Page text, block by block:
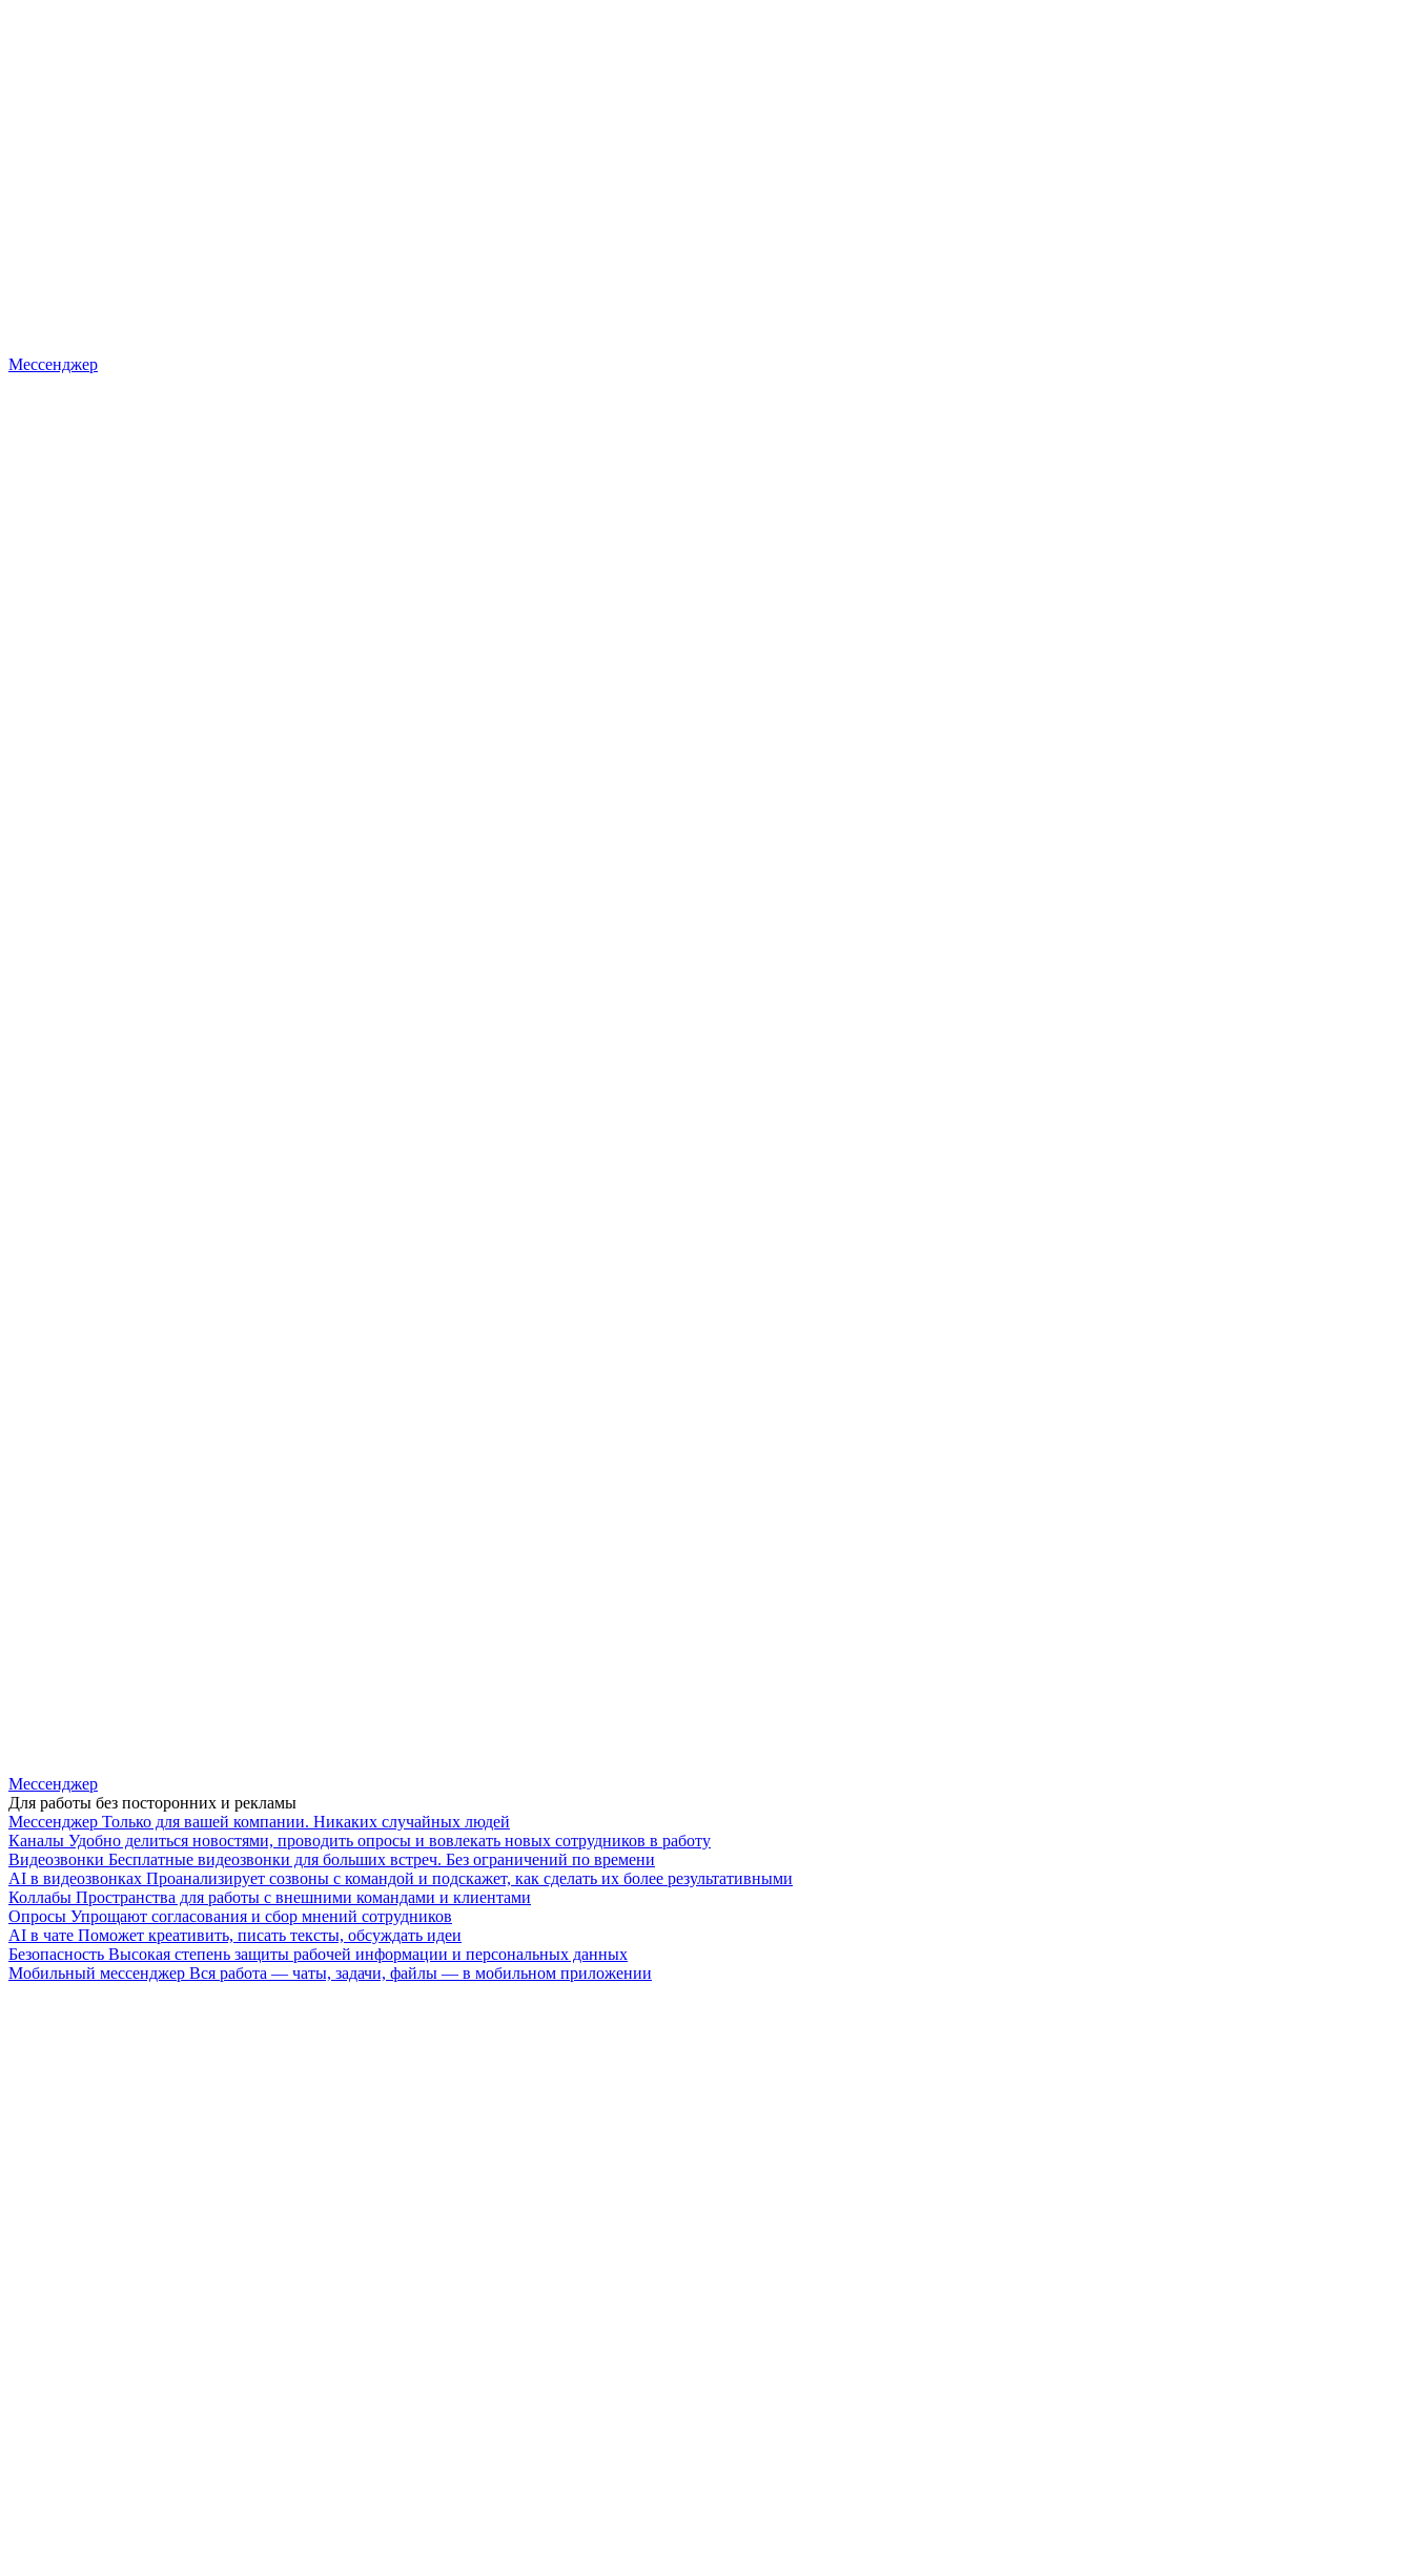
Мессенджер
Мессенджер
Для работы без посторонних и рекламы
Мессенджер Только для вашей компании. Никаких случайных людей
Каналы Удобно делиться новостями, проводить опросы и вовлекать новых сотрудников в работу
Видеозвонки Бесплатные видеозвонки для больших встреч. Без ограничений по времени
AI в видеозвонках Проанализирует созвоны с командой и подскажет, как сделать их более результативными
Коллабы Пространства для работы с внешними командами и клиентами
Опросы Упрощают согласования и сбор мнений сотрудников
AI в чате Поможет креативить, писать тексты, обсуждать идеи
Безопасность Высокая степень защиты рабочей информации и персональных данных
Мобильный мессенджер Вся работа — чаты, задачи, файлы — в мобильном приложении